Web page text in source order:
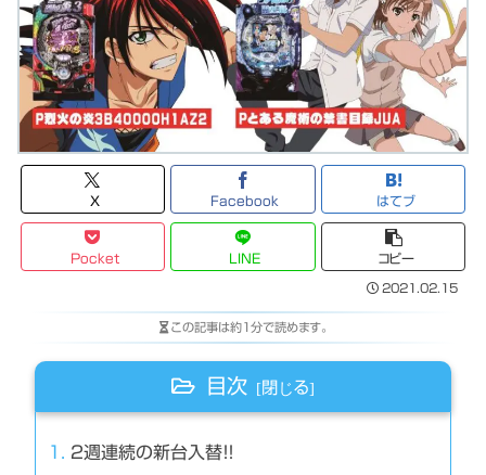
X Facebook はてブ
Pocket LINE コピー
2021.02.15
この記事は約1分で読めます。
目次
２週連続の新台入替！！